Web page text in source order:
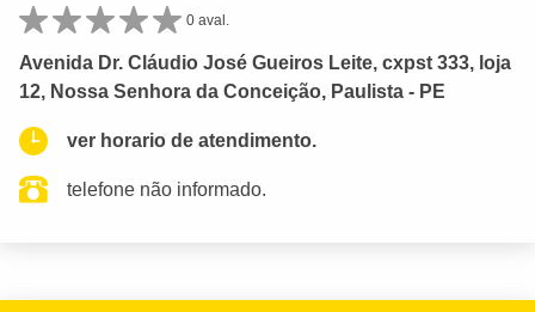
0 aval.
Avenida Dr. Cláudio José Gueiros Leite, cxpst 333, loja
12, Nossa Senhora da Conceição, Paulista - PE
ver horario de atendimento.
telefone não informado.